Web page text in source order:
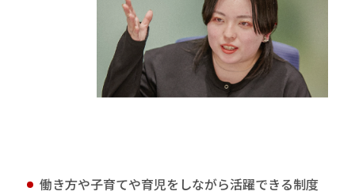
働き方や子育てや育児をしながら活躍できる制度